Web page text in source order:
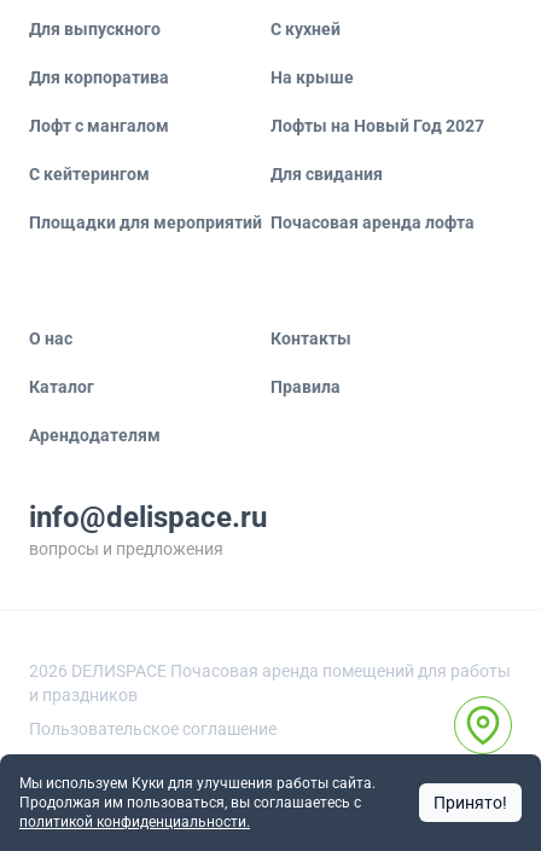
Для выпускного С кухней
Для корпоратива На крыше
Лофт с мангалом Лофты на Новый Год 2027
С кейтерингом Для свидания
Площадки для мероприятий Почасовая аренда лофта
О нас Контакты
Каталог Правила
Арендодателям
info@delispace.ru
вопросы и предложения
2026 DEЛИSPACE Почасовая аренда помещений для работы
и праздников
Пользовательское соглашение
Политика обработки персональных данных
Помещения по метро Помещения по округам
Мы используем Куки для улучшения работы сайта.
Продолжая им пользоваться, вы соглашаетесь c
политикой конфиденциальности.
Принято!